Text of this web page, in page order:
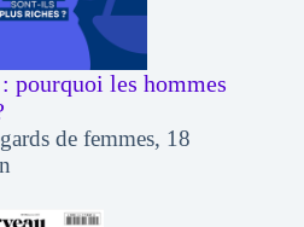
pourquoi les hommes
de femmes, 18